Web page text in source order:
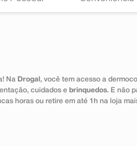
Na Drogal , você tem acesso a
cuidados e brinquedos. E não
horas ou retire em até 1h na loja